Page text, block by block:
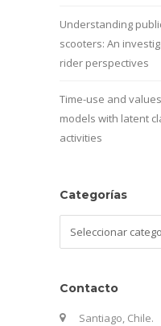
Understanding
scooters: An
rider perspectives
Time-use and
models with latent
activities
Categorías
Contacto
Santiago, Chile.